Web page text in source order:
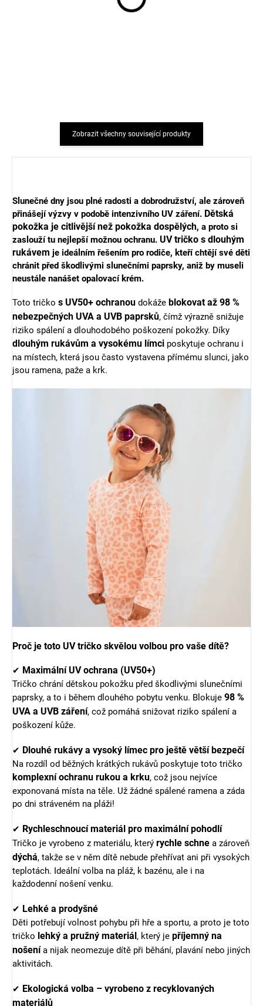
Zobrazit všechny související produkty
Slunečné dny jsou plné radosti a dobrodružství, ale zároveň
přinášejí výzvy v podobě intenzivního UV záření. Dětská
pokožka je citlivější než pokožka dospělých, a proto si
zaslouží tu nejlepší možnou ochranu. UV tričko s dlouhým
rukávem je ideálním řešením pro rodiče, kteří chtějí své děti
chránit před škodlivými slunečními paprsky, aniž by museli
neustále nanášet opalovací krém.
Toto tričko s UV50+ ochranou dokáže blokovat až 98 %
nebezpečných UVA a UVB paprsků, čímž výrazně snižuje
riziko spálení a dlouhodobého poškození pokožky. Díky
dlouhým rukávům a vysokému límci poskytuje ochranu i
na místech, která jsou často vystavena přímému slunci, jako
jsou ramena, paže a krk.
Proč je toto UV tričko skvělou volbou pro vaše dítě?
✔ Maximální UV ochrana (UV50+)
Tričko chrání dětskou pokožku před škodlivými slunečními
paprsky, a to i během dlouhého pobytu venku. Blokuje 98 %
UVA a UVB záření, což pomáhá snižovat riziko spálení a
poškození kůže.
✔ Dlouhé rukávy a vysoký límec pro ještě větší bezpečí
Na rozdíl od běžných krátkých rukávů poskytuje toto tričko
komplexní ochranu rukou a krku, což jsou nejvíce
exponovaná místa na těle. Už žádné spálené ramena a záda
po dni stráveném na pláži!
✔ Rychleschnoucí materiál pro maximální pohodlí
Tričko je vyrobeno z materiálu, který rychle schne a zároveň
dýchá, takže se v něm dítě nebude přehřívat ani při vysokých
teplotách. Ideální volba na pláž, k bazénu, ale i na
každodenní nošení venku.
✔ Lehké a prodyšné
Děti potřebují volnost pohybu při hře a sportu, a proto je toto
tričko lehký a pružný materiál, který je příjemný na
nošenía nijak neomezuje dítě při běhání, plavání nebo jiných
aktivitách.
✔ Ekologická volba – vyrobeno z recyklovaných
materiálů